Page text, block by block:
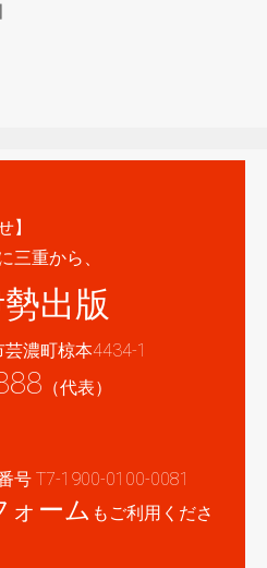
】
三重から、
出版
濃町椋本4434-1
（代表）
号 T7-1900-0100-0081
ォーム もご利用くださ